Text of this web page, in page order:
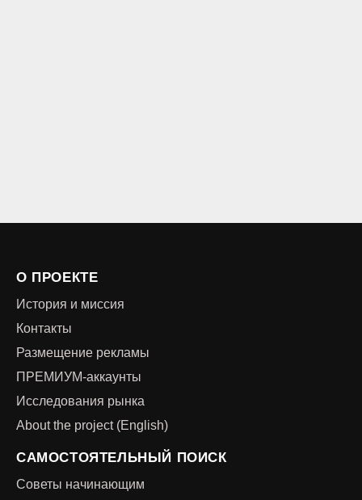
О ПРОЕКТЕ
История и миссия
Контакты
Размещение рекламы
ПРЕМИУМ-аккаунты
Исследования рынка
About the project (English)
САМОСТОЯТЕЛЬНЫЙ ПОИСК
Советы начинающим